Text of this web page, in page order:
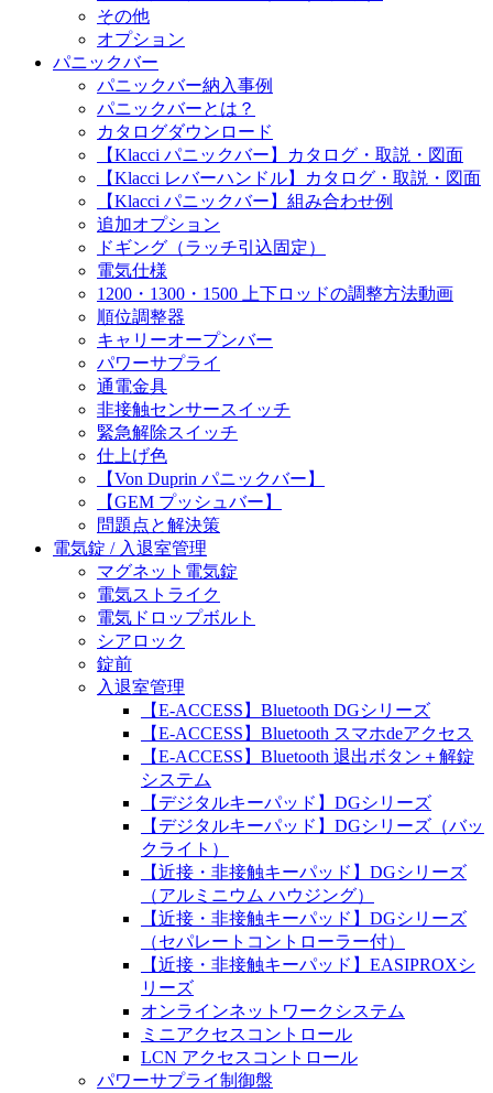
その他
オプション
パニックバー
パニックバー納入事例
パニックバーとは？
カタログダウンロード
【Klacci パニックバー】カタログ・取説・図面
【Klacci レバーハンドル】カタログ・取説・図面
【Klacci パニックバー】組み合わせ例
追加オプション
ドギング（ラッチ引込固定）
電気仕様
1200・1300・1500 上下ロッドの調整方法動画
順位調整器
キャリーオープンバー
パワーサプライ
通電金具
非接触センサースイッチ
緊急解除スイッチ
仕上げ色
【Von Duprin パニックバー】
【GEM プッシュバー】
問題点と解決策
電気錠 / 入退室管理
マグネット電気錠
電気ストライク
電気ドロップボルト
シアロック
錠前
入退室管理
【E-ACCESS】Bluetooth DGシリーズ
【E-ACCESS】Bluetooth スマホdeアクセス
【E-ACCESS】Bluetooth 退出ボタン＋解錠
システム
【デジタルキーパッド】DGシリーズ
【デジタルキーパッド】DGシリーズ（バッ
クライト）
【近接・非接触キーパッド】DGシリーズ
（アルミニウム ハウジング）
【近接・非接触キーパッド】DGシリーズ
（セパレートコントローラー付）
【近接・非接触キーパッド】EASIPROXシ
リーズ
オンラインネットワークシステム
ミニアクセスコントロール
LCN アクセスコントロール
パワーサプライ制御盤